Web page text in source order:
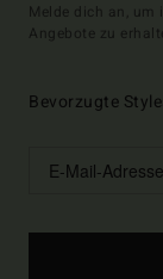
Melde dich an, um
Angebote zu
Bevorzugte